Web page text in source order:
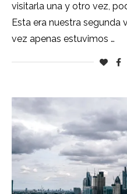
visitarla una y otro vez,
Esta era nuestra segunda
vez apenas estuvimos …